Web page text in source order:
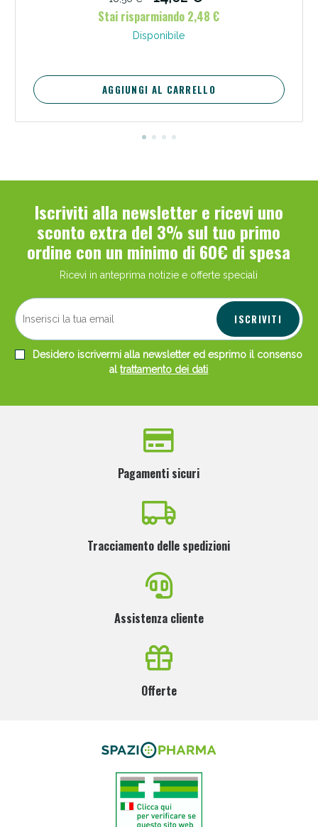
Stai risparmiando 2,48 €
Disponibile
AGGIUNGI AL CARRELLO
Iscriviti alla newsletter e ricevi uno
sconto extra del 3% sul tuo primo
ordine con un minimo di 60€ di spesa
Ricevi in anteprima notizie e offerte speciali
ISCRIVITI
Desidero iscrivermi alla newsletter ed esprimo il consenso
altrattamento dei dati
Pagamenti sicuri
Tracciamento delle spedizioni
Assistenza cliente
Offerte